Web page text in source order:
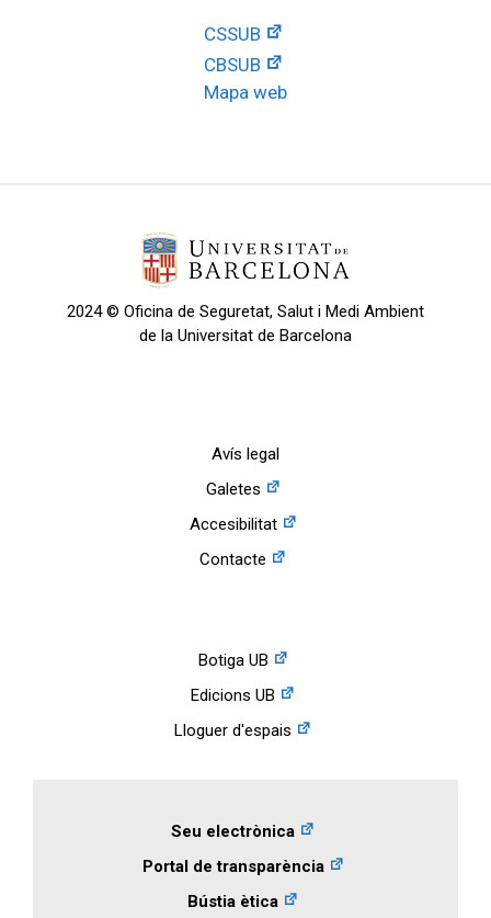
CSSUB
CBSUB
Mapa web
2024 © Oficina de Seguretat, Salut i Medi Ambient
de la Universitat de Barcelona
Avís legal
Galetes
Accesibilitat
Contacte
Botiga UB
Edicions UB
Lloguer d'espais
Seu electrònica
Portal de transparència
Bústia ètica